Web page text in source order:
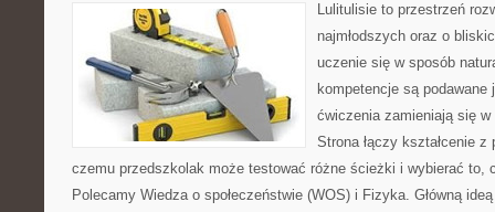
Lulitulisie to przestrzeń
najmłodszych oraz o
uczenie się w sposób
kompetencje są
ćwiczenia zamieniają się
Strona łączy kształcenie z
czemu przedszkolak może testować różne ścieżki i wybierać to,
Polecamy Wiedza o społeczeństwie (WOS) i Fizyka. Główną